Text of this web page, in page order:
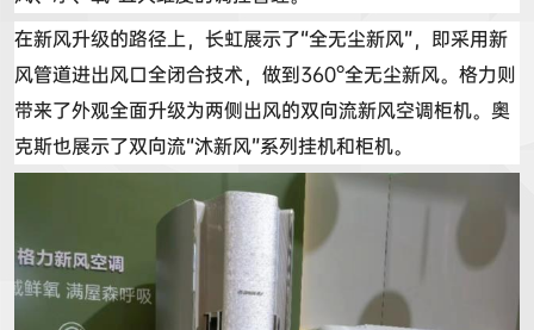
在新风升级的路径上，长虹展示了“全无尘新风”，即采用新
风管道进出风口全闭合技术，做到360°全无尘新风。格力则
带来了外观全面升级为两侧出风的双向流新风空调柜机。奥
克斯也展示了双向流“沐新风”系列挂机和柜机。